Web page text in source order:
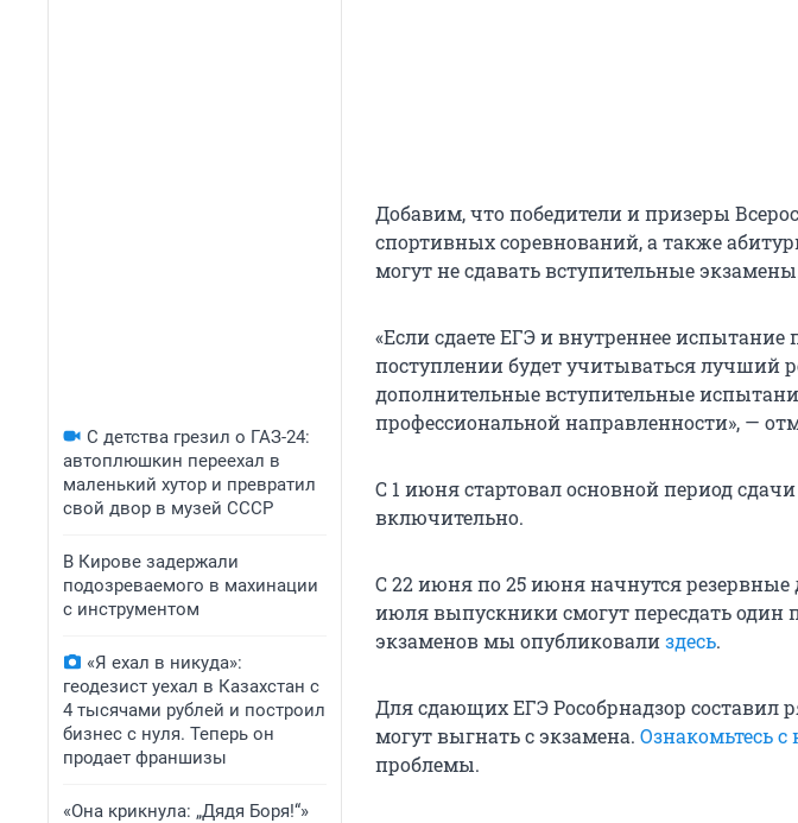
С детства грезил о ГАЗ-24:
автоплюшкин переехал в
маленький хутор и превратил
свой двор в музей СССР
В Кирове задержали
подозреваемого в махинации
с инструментом
«Я ехал в никуда»:
геодезист уехал в Казахстан с
4 тысячами рублей и построил
бизнес с нуля. Теперь он
продает франшизы
«Она крикнула: „Дядя Боря!“»
Добавим, что победители и призеры
спортивных соревнований, а также
могут не сдавать вступительные
«Если сдаете ЕГЭ и внутреннее
поступлении будет учитываться лучший
дополнительные вступительные
профессиональной направленности», —
С 1 июня стартовал основной период
включительно.
С 22 июня по 25 июня начнутся резервные
июля выпускники смогут пересдать один
экзаменов мы опубликовализдесь.
Для сдающих ЕГЭ Рособрнадзор составил
могут выгнать с экзамена. Ознакомьтесь
проблемы.